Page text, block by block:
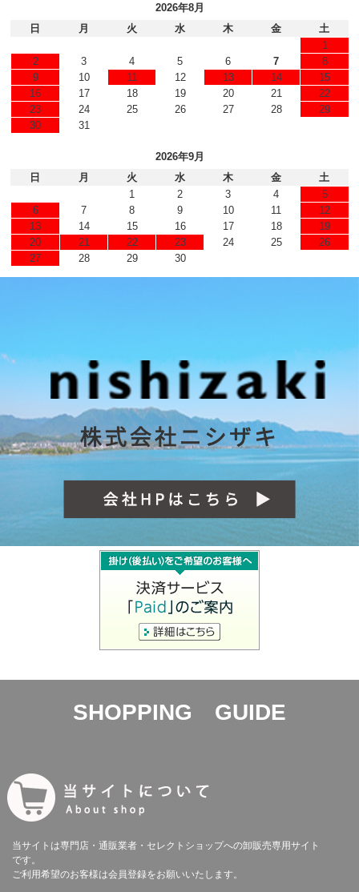
2026年8月
日
月 火 水 木 金
土
1
2
3 4 5 6 7
8
9
10 11 12 13 14
15
16
17 18 19 20 21
22
23
24 25 26 27 28
29
30
31
2026年9月
日
月 火 水 木 金
土
1
2 3 4
5
6
7 8 9 10 11
12
13
14 15 16 17 18
19
20
21 22 23 24 25
26
27
28 29 30
SHOPPING GUIDE
当サイトは専門店・通販業者・セレクトショップへの卸販売専用サイト
です。
ご利用希望のお客様は会員登録をお願いいたします。